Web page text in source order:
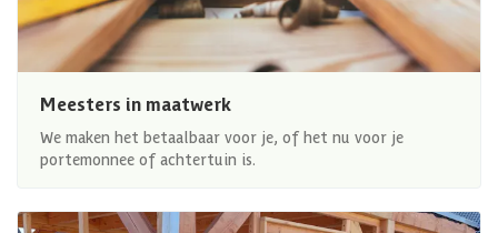
Meesters in maatwerk
We maken het betaalbaar voor je, of het nu voor je
portemonnee of achtertuin is.